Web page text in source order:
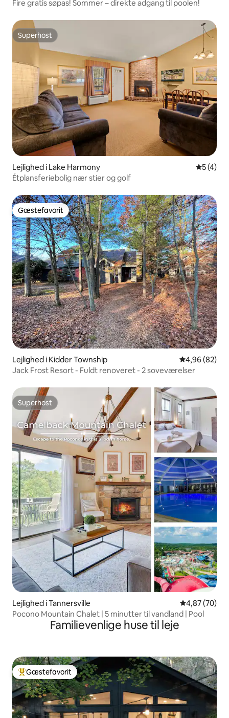
Fire gratis søpas! Sommer – direkte adgang til poolen!
Superhost
Superhost
Lejlighed i Lake Harmony 5 ud af 5
5 (4)
Étplansferiebolig nær stier og golf
Gæstefavorit
Gæstefavorit
Lejlighed i Kidder Township 4,96 ud af 5 i
4,96 (82)
Jack Frost Resort - Fuldt renoveret - 2 soveværelser
Superhost
Superhost
Lejlighed i Tannersville 4,87 ud af 5 i
4,87 (70)
Pocono Mountain Chalet | 5 minutter til vandland | Pool
Familievenlige huse til leje
Bedste gæstefavorit
Gæstefavorit